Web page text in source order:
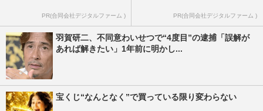
PR(合同会社デジタルファーム ) PR(合同会社デジタルファーム )
羽賀研二、不同意わいせつで“4度目”の逮捕「誤解が
あれば解きたい」1年前に明かし...
宝くじ“なんとなく”で買っている限り変わらない